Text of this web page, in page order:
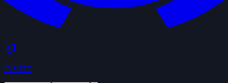
INVITE